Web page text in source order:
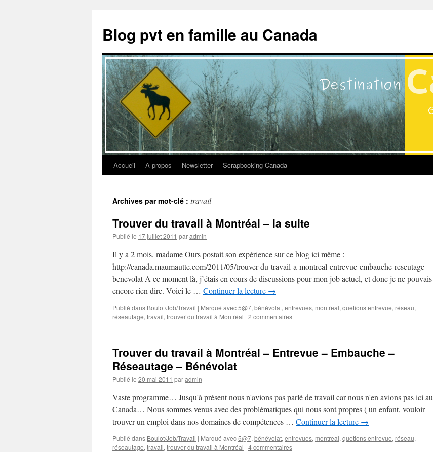
contenu
Blog pvt en famille au Canada
Accueil À propos Newsletter Scrapbooking Canada
Archives par mot-clé : travail
Trouver du travail à Montréal – la suite
Publié le 17 juillet 2011 paradmin
Il y a 2 mois, madame Ours postait son expérience sur ce blog ici même :
http://canada.maumautte.com/2011/05/trouver-du-travail-a-montreal-entrevue-embauche-reseutage-
benevolat A ce moment là, j’étais en cours de discussions pour mon job actuel, et donc je ne pouvais
encore rien dire. Voici le … Continuer la lecture →
Publié dans Boulot/Job/Travail | Marqué avec5@7, bénévolat, entrevues, montreal, quetions entrevue, réseau,
réseautage, travail, trouver du travail à Montréal | 2 commentaires
Trouver du travail à Montréal – Entrevue – Embauche –
Réseautage – Bénévolat
Publié le 20 mai 2011 paradmin
Vaste programme… Jusqu'à présent nous n'avions pas parlé de travail car nous n'en avions pas ici au
Canada… Nous sommes venus avec des problématiques qui nous sont propres ( un enfant, vouloir
trouver un emploi dans nos domaines de compétences … Continuer la lecture →
Publié dans Boulot/Job/Travail | Marqué avec5@7, bénévolat, entrevues, montreal, quetions entrevue, réseau,
réseautage, travail, trouver du travail à Montréal | 4 commentaires